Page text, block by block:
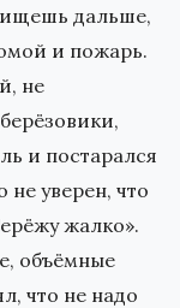
дальше,
и пожарь.
не
и постарался
не уверен, что
жалко».
объёмные
что не надо